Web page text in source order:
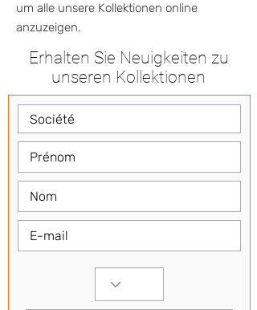
um alle unsere Kollektionen online
anzuzeigen.
Erhalten Sie Neuigkeiten zu
unseren Kollektionen